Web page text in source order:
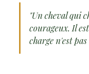
"Un cheval qui
courageux. Il
charge n'est